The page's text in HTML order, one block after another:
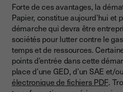
Forte de ces avantages, la
Papier, constitue aujourd’hui et
démarche qui devra être
sociétés pour lutter contre le
temps et de ressources.
points d’entrée dans cette
place d’une GED, d’un SAE et/
électronique de fichiers PDF.